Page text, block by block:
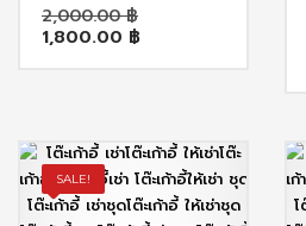
2,000.00฿
1,800.00 ฿Current
SALE!